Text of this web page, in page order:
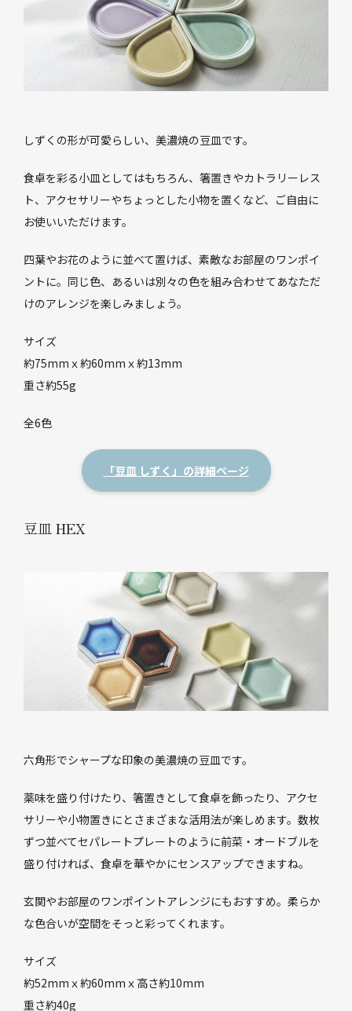
しずくの形が可愛らしい、美濃焼の豆皿です。
食卓を彩る小皿としてはもちろん、箸置きやカトラリーレス
ト、アクセサリーやちょっとした小物を置くなど、ご自由に
お使いいただけます。
四葉やお花のように並べて置けば、素敵なお部屋のワンポイ
ントに。同じ色、あるいは別々の色を組み合わせてあなただ
けのアレンジを楽しみましょう。
サイズ
約75mmｘ約60mmｘ約13mm
重さ約55g
全6色
「豆皿 しずく」の詳細ページ
豆皿 HEX
六角形でシャープな印象の美濃焼の豆皿です。
薬味を盛り付けたり、箸置きとして食卓を飾ったり、アクセ
サリーや小物置きにとさまざまな活用法が楽しめます。数枚
ずつ並べてセパレートプレートのように前菜・オードブルを
盛り付ければ、食卓を華やかにセンスアップできますね。
玄関やお部屋のワンポイントアレンジにもおすすめ。柔らか
な色合いが空間をそっと彩ってくれます。
サイズ
約52mmｘ約60mmｘ高さ約10mm
重さ約40g